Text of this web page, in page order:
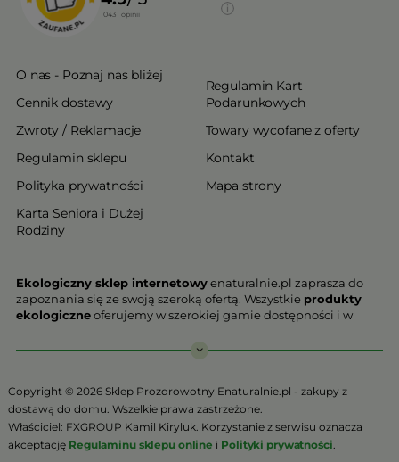
10431 opinii
O nas - Poznaj nas bliżej
Cennik dostawy
Zwroty / Reklamacje
Regulamin sklepu
Polityka prywatności
Karta Seniora i Dużej
Rodziny
Regulamin Kart
Podarunkowych
Towary wycofane z oferty
Kontakt
Mapa strony
Ekologiczny sklep internetowyenaturalnie.pl zaprasza do
zapoznania się ze swoją szeroką ofertą. Wszystkie produkty
ekologiczneoferujemy w szerokiej gamie dostępności i w
ekologiczne charakteryzują się najwyższą jakością.
Państwu prezentujemy stawia na jakość i bezpieczeństwo
odżywiania. Jeśli chcesz zadbać o swoją zdrową przyszłość już
teraz, niezbędna jest Ci zdrowa żywność.
Copyright © 2026 Sklep Prozdrowotny Enaturalnie.pl - zakupy z
dostawą do domu. Wszelkie prawa zastrzeżone.
Właściciel: FXGROUP Kamil Kiryluk. Korzystanie z serwisu oznacza
akceptację Regulaminu sklepu online i Polityki prywatności